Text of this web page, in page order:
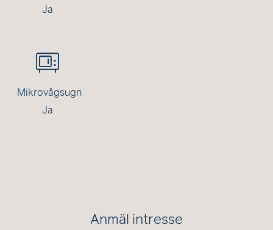
Ja
Mikrovågsugn
Ja
Anmäl intresse